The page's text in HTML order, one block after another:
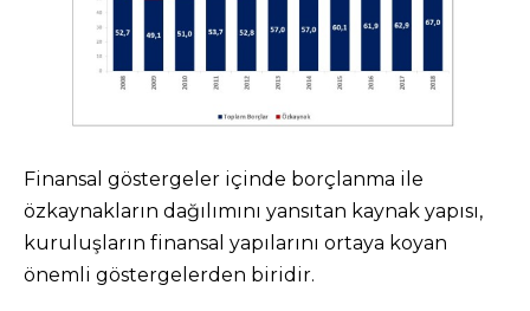
Finansal göstergeler içinde borçlanma ile
özkaynakların dağılımını yansıtan kaynak yapısı,
kuruluşların finansal yapılarını ortaya koyan
önemli göstergelerden biridir.